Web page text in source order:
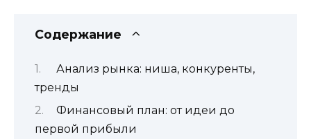
Содержание
Анализ рынка: ниша, конкуренты,
тренды
Финансовый план: от идеи до
первой прибыли